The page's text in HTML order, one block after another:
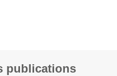
publications